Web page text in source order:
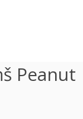
Peanut